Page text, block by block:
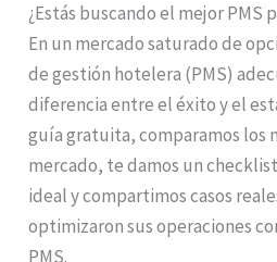
¿Estás buscando el mejor PMS
En un mercado saturado de
de gestión hotelera (PMS)
diferencia entre el éxito y el
guía gratuita, comparamos los
mercado, te damos un
ideal y compartimos casos
optimizaron sus operaciones
PMS.